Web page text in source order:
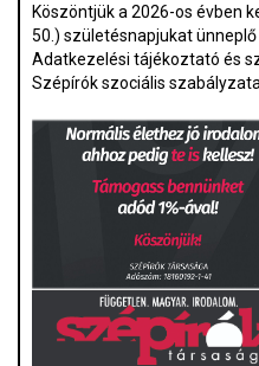
Köszöntjük a 2026-os évben
50.) születésnapjukat
Adatkezelési tájékoztató és
Szépírók szociális